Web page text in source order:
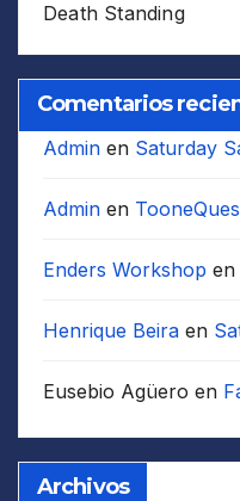
Death Standing
Comentarios
Admin en Saturday
Admin en
Enders Workshop en
Henrique Beira en
Eusebio Agüero en
Archivos